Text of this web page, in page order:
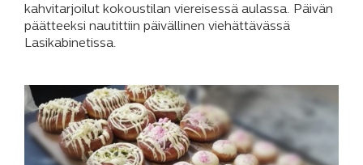
kahvitarjoilut kokoustilan viereisessä aulassa. Päivän
päätteeksi nautittiin päivällinen viehättävässä
Lasikabinetissa.